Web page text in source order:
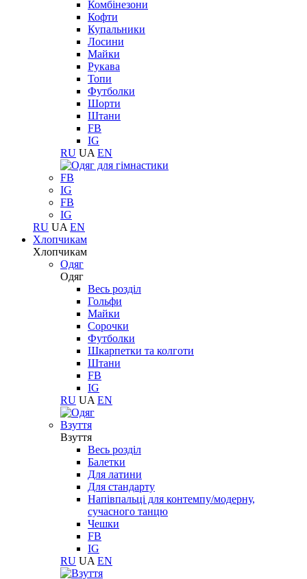
Комбінезони
Кофти
Купальники
Лосини
Майки
Рукава
Топи
Футболки
Шорти
Штани
FB
IG
RU UA EN
FB
IG
FB
IG
RU UA EN
Хлопчикам
Хлопчикам
Одяг
Одяг
Весь розділ
Гольфи
Майки
Сорочки
Футболки
Шкарпетки та колготи
Штани
FB
IG
RU UA EN
Взуття
Взуття
Весь розділ
Балетки
Для латини
Для стандарту
Напівпальці для контемпу/модерну,
сучасного танцю
Чешки
FB
IG
RU UA EN